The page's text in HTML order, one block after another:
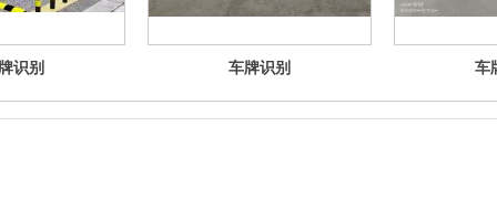
识别 车牌识别 车